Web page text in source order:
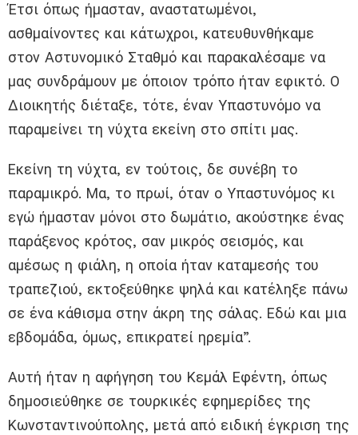
Έτσι όπως ήμασταν, αναστατωμένοι,
ασθμαίνοντες και κάτωχροι, κατευθυνθήκαμε
στον Αστυνομικό Σταθμό και παρακαλέσαμε να
μας συνδράμουν με όποιον τρόπο ήταν εφικτό. Ο
Διοικητής διέταξε, τότε, έναν Υπαστυνόμο να
παραμείνει τη νύχτα εκείνη στο σπίτι μας.
Εκείνη τη νύχτα, εν τούτοις, δε συνέβη το
παραμικρό. Μα, το πρωί, όταν ο Υπαστυνόμος κι
εγώ ήμασταν μόνοι στο δωμάτιο, ακούστηκε ένας
παράξενος κρότος, σαν μικρός σεισμός, και
αμέσως η φιάλη, η οποία ήταν καταμεσής του
τραπεζιού, εκτοξεύθηκε ψηλά και κατέληξε πάνω
σε ένα κάθισμα στην άκρη της σάλας. Εδώ και μια
εβδομάδα, όμως, επικρατεί ηρεμία”.
Αυτή ήταν η αφήγηση του Κεμάλ Εφέντη, όπως
δημοσιεύθηκε σε τουρκικές εφημερίδες της
Κωνσταντινούπολης, μετά από ειδική έγκριση της